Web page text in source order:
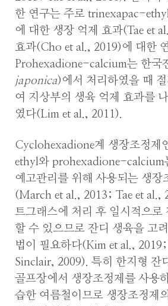
한 연구는 주로 trinexapac-
에 대한 생장 억제 효과(Tae et
효과(Cho et al., 2019)에 대한
Prohexadione-calcium는 한국
japonica)에서 처리하였을 때
여 지상부의 생육 억제 효과를
였다(Lim et al., 2011).
Cyclohexadione계 생장조정제
ethyl와 prohexadione-calcium
예고관리를 위해 사용되는 생장
(March et al., 2013; Tae et al.,
트그래스에 처리 후 일시적으로
할 수 있으므로 잔디 생육을 고
법이 필요하다(Kim et al.,
Sinclair, 2009). 특히 한지형 잔
골프장에서 생장조정제를 사용
습한 여름철이므로 생장조정제